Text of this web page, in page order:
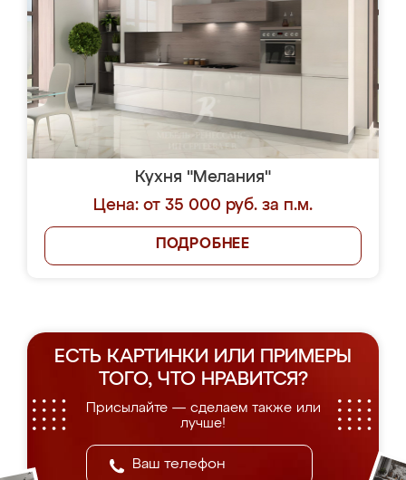
Кухня "Мелания"
Цена: от 35 000 руб. за п.м.
ПОДРОБНЕЕ
ЕСТЬ КАРТИНКИ ИЛИ ПРИМЕРЫ
ТОГО, ЧТО НРАВИТСЯ?
Присылайте — сделаем также или
лучше!